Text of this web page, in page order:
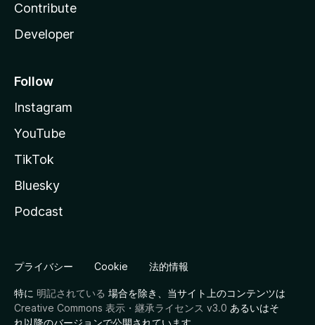
Contribute
Developer
Follow
Instagram
YouTube
TikTok
Bluesky
Podcast
プライバシー Cookie 法的情報
特に 明記されている 場合を除き、当サイト上のコンテンツは
Creative Commons 表示・継承ライセンス v3.0 あるいはそ
れ以降のバージョンで公開されています。